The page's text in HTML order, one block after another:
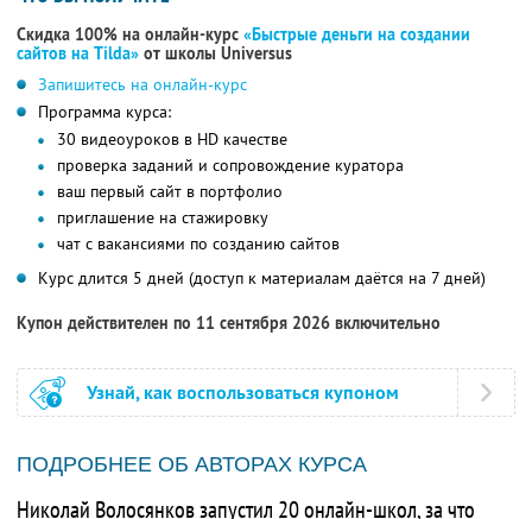
Скидка 100% на онлайн-курс «Быстрые деньги на создании
сайтов на Tilda» от школы Universus
Запишитесь на онлайн-курс
Программа курса:
30 видеоуроков в HD качестве
проверка заданий и сопровождение куратора
ваш первый сайт в портфолио
приглашение на стажировку
чат с вакансиями по созданию сайтов
Курс длится 5 дней (доступ к материалам даётся на 7 дней)
Купон действителен по 11 сентября 2026 включительно
Узнай, как воспользоваться купоном
ПОДРОБНЕЕ ОБ АВТОРАХ КУРСА
Николай Волосянков запустил 20 онлайн-школ, за что